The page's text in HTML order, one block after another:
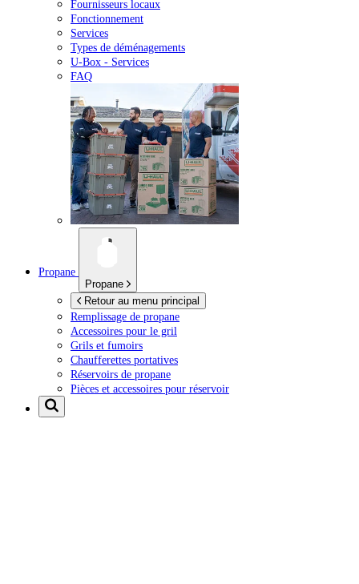
Fournisseurs locaux
Fonctionnement
Services
Types de déménagements
U-Box - Services
FAQ
Propane
Propane
Retour au menu principal
Remplissage de propane
Accessoires pour le gril
Grils et fumoirs
Chaufferettes portatives
Réservoirs de propane
Pièces et accessoires pour réservoir